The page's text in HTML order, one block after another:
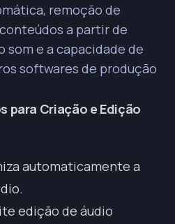
remoção de
a partir de
som e a capacidade de
softwares de produção
para Criação e Edição
automaticamente a
edição de áudio